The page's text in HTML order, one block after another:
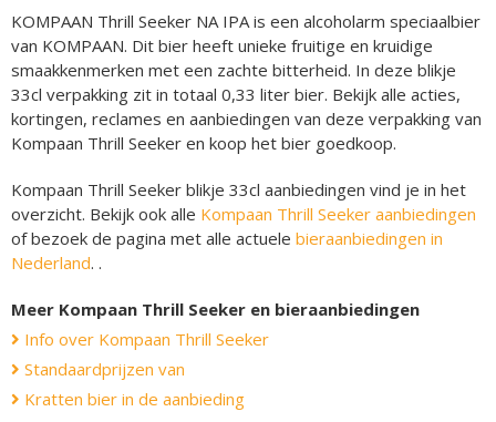
KOMPAAN Thrill Seeker NA IPA is een alcoholarm speciaalbier
van KOMPAAN. Dit bier heeft unieke fruitige en kruidige
smaakkenmerken met een zachte bitterheid. In deze blikje
33cl verpakking zit in totaal 0,33 liter bier. Bekijk alle acties,
kortingen, reclames en aanbiedingen van deze verpakking van
Kompaan Thrill Seeker en koop het bier goedkoop.
Kompaan Thrill Seeker blikje 33cl aanbiedingen vind je in het
overzicht. Bekijk ook alle Kompaan Thrill Seeker aanbiedingen
of bezoek de pagina met alle actuele bieraanbiedingen in
Nederland. .
Meer Kompaan Thrill Seeker en bieraanbiedingen
Info over Kompaan Thrill Seeker
Standaardprijzen van
Kratten bier in de aanbieding